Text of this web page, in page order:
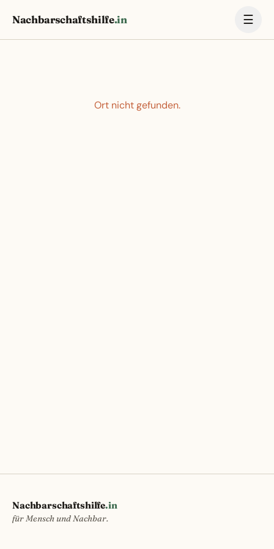
Nachbarschaftshilfe.in ☰
Ort nicht gefunden.
Nachbarschaftshilfe.in
für Mensch und Nachbar.